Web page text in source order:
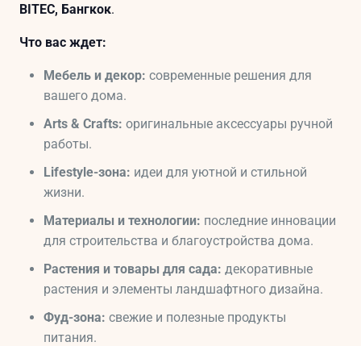
BITEC, Бангкок.
Что вас ждет:
Мебель и декор: современные решения для
вашего дома.
Arts & Crafts: оригинальные аксессуары ручной
работы.
Lifestyle-зона: идеи для уютной и стильной
жизни.
Материалы и технологии: последние инновации
для строительства и благоустройства дома.
Растения и товары для сада: декоративные
растения и элементы ландшафтного дизайна.
Фуд-зона: свежие и полезные продукты
питания.